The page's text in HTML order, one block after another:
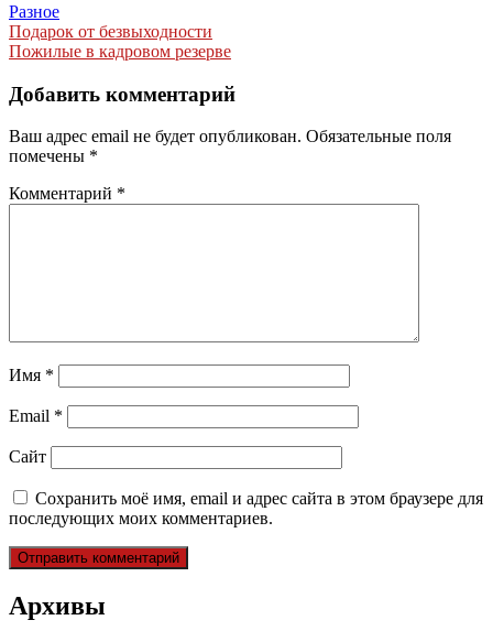
Разное
Навигация
по
записям
Подарок от безвыходности
Пожилые в кадровом резерве
Добавить комментарий
Ваш адрес email не будет опубликован. Обязательные поля
помечены *
Комментарий *
Имя *
Email *
Сайт
Сохранить моё имя, email и адрес сайта в этом браузере для
последующих моих комментариев.
Архивы